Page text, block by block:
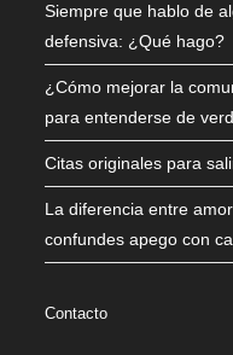
Siempre que hablo de
defensiva: ¿Qué hago?
¿Cómo mejorar la
para entenderse de
Citas originales para
La diferencia entre
confundes apego con
Contacto